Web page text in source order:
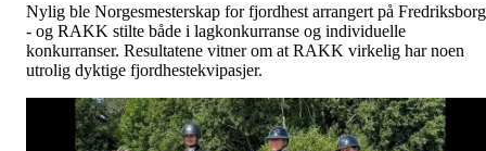
Nylig ble Norgesmesterskap for fjordhest arrangert på Fredriksborg
- og RAKK stilte både i lagkonkurranse og individuelle
konkurranser. Resultatene vitner om at RAKK virkelig har noen
utrolig dyktige fjordhestekvipasjer.